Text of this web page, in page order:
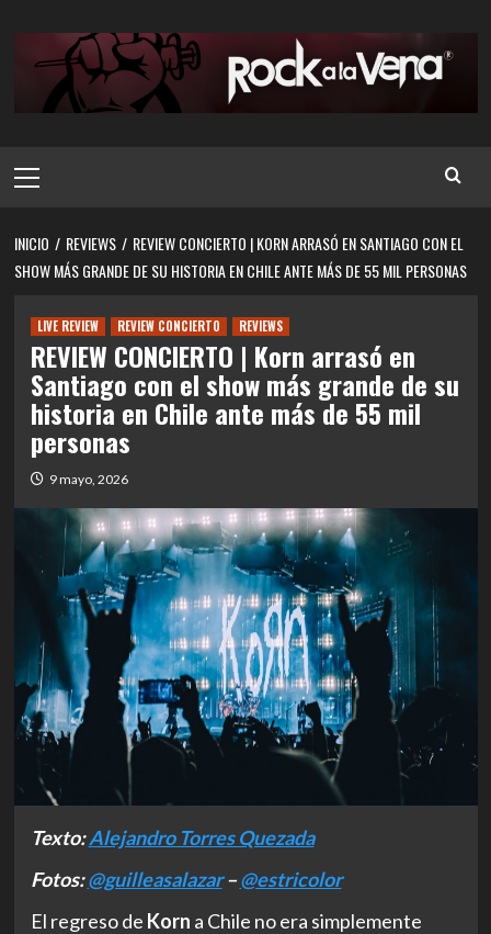
contenido
principal
INICIO REVIEWS
REVIEW CONCIERTO | KORN ARRASÓ EN SANTIAGO CON EL
SHOW MÁS GRANDE DE SU HISTORIA EN CHILE ANTE MÁS DE 55 MIL PERSONAS
LIVE REVIEW REVIEW CONCIERTO REVIEWS
REVIEW CONCIERTO | Korn arrasó en
Santiago con el show más grande de su
historia en Chile ante más de 55 mil
personas
9 mayo, 2026
Texto:Alejandro Torres Quezada
Fotos:@guilleasalazar–@estricolor
El regreso de Korn a Chile no era simplemente